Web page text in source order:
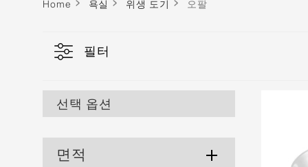
Home 욕실 위생 도기 오팔
선택 옵션
면적
필터